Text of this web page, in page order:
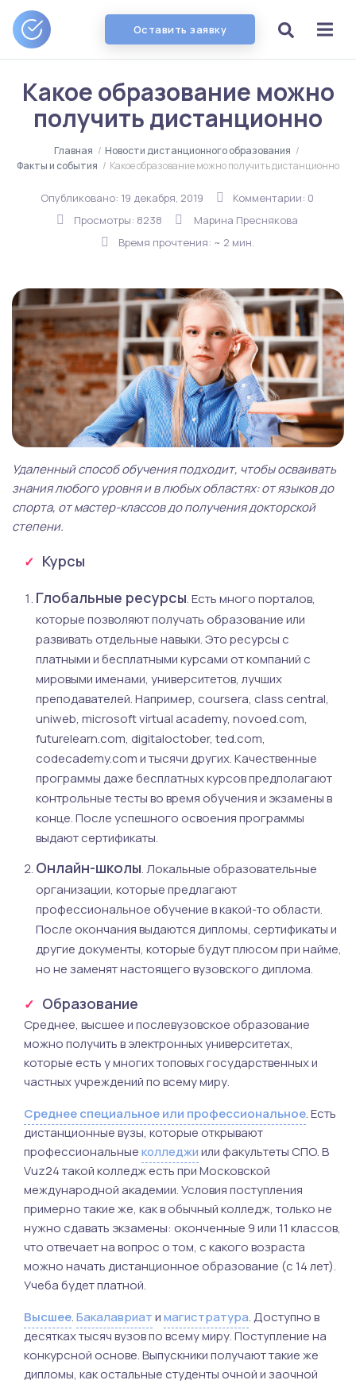
Оставить заявку
Какое образование можно
получить дистанционно
Главная / Новости дистанционного образования /
Факты и события / Какое образование можно получить дистанционно
Опубликовано: 19 декабря, 2019
Комментарии: 0
Просмотры: 8238
Марина Преснякова
Время прочтения: ~ 2 мин.
Удаленный способ обучения подходит, чтобы осваивать
знания любого уровня и в любых областях: от языков до
спорта, от мастер-классов до получения докторской
степени.
Курсы
Глобальные ресурсы. Есть много порталов,
которые позволяют получать образование или
развивать отдельные навыки. Это ресурсы с
платными и бесплатными курсами от компаний с
мировыми именами, университетов, лучших
преподавателей. Например, сoursera, сlass сеntral,
uniweb, microsoft virtual academy, novoed.com,
futurelearn.com, digitaloctober, ted.com,
codecademy.com и тысячи других. Качественные
программы даже бесплатных курсов предполагают
контрольные тесты во время обучения и экзамены в
конце. После успешного освоения программы
выдают сертификаты.
Онлайн-школы. Локальные образовательные
организации, которые предлагают
профессиональное обучение в какой-то области.
После окончания выдаются дипломы, сертификаты и
другие документы, которые будут плюсом при найме,
но не заменят настоящего вузовского диплома.
Образование
Среднее, высшее и послевузовское образование
можно получить в электронных университетах,
которые есть у многих топовых государственных и
частных учреждений по всему миру.
Среднее специальное или профессиональное. Есть
дистанционные вузы, которые открывают
профессиональныеколледжиили факультеты СПО. В
Vuz24 такой колледж есть при Московской
международной академии. Условия поступления
примерно такие же, как в обычный колледж, только не
нужно сдавать экзамены: оконченные 9 или 11 классов,
что отвечает на вопрос о том, с какого возраста
можно начать дистанционное образование (с 14 лет).
Учеба будет платной.
Высшее.Бакалавриатимагистратура. Доступно в
десятках тысяч вузов по всему миру. Поступление на
конкурсной основе. Выпускники получают такие же
дипломы, как остальные студенты очной и заочной